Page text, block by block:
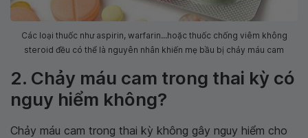
Các loại thuốc như aspirin, warfarin...hoặc thuốc chống viêm không
steroid đều có thể là nguyên nhân khiến mẹ bầu bị chảy máu cam
2. Chảy máu cam trong thai kỳ có
nguy hiểm không?
Chảy máu cam trong thai kỳ không gây nguy hiểm cho